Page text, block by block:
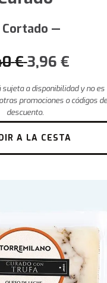
—
€3,96 €
a disponibilidad y no es
promociones o códigos de
descuento.
A LA CESTA